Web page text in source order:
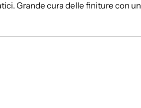
Grande cura delle finiture con